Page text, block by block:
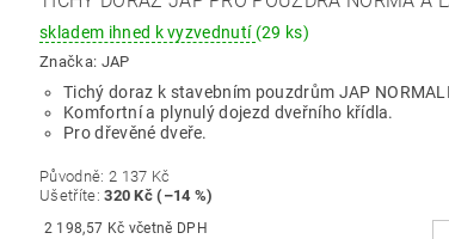
skladem ihned k vyzvednutí (29 ks)
Značka: JAP
Tichý doraz k stavebním pouzdrům JAP
Komfortní a plynulý dojezd dveřního křídla.
Pro dřevěné dveře.
Původně: 2 137 Kč
Ušetříte:320 Kč (–14 %)
2 198,57 Kč včetně DPH